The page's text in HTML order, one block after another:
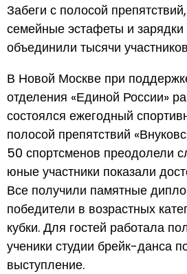
Забеги с полосой
семейные эстафеты и
объединили тысячи участников
В Новой Москве при
отделения «Единой России»
состоялся ежегодный
полосой препятствий
50 спортсменов преодолели
юные участники показали
Все получили памятные
победители в возрастных
кубки. Для гостей работала
ученики студии брейк-данса
выступление.